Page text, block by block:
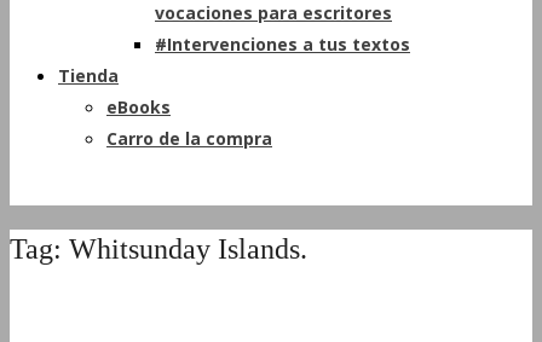
vocaciones para escritores
#Intervenciones a tus textos
Tienda
eBooks
Carro de la compra
Tag: Whitsunday Islands.